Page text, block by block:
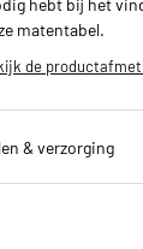
matentabel.
de
& verzorging